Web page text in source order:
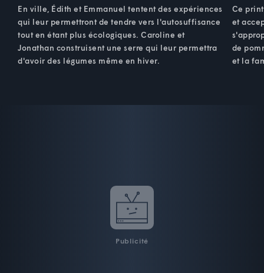
En ville, Édith et Emmanuel tentent des expériences
qui leur permettront de tendre vers l'autosuffisance
tout en étant plus écologiques. Caroline et
Jonathan construisent une serre qui leur permettra
d'avoir des légumes même en hiver.
Ce
et
de
et la
Publicité